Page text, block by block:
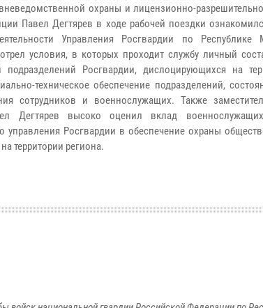
охраны и лицензионно-
Павел Дегтярев в ходе рабочей поездки
Управления Росгвардии по Республике
условия, в которых проходит службу личный
подразделений Росгвардии, дислоцирующихся на
техническое обеспечение подразделений,
сотрудников и военнослужащих. Также
Дегтярев высоко оценил вклад
управления Росгвардии в обеспечение охраны
территории региона.